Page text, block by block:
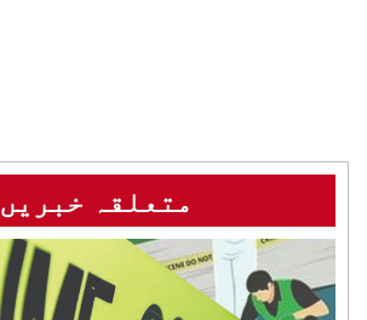
متعلقہ خبریں